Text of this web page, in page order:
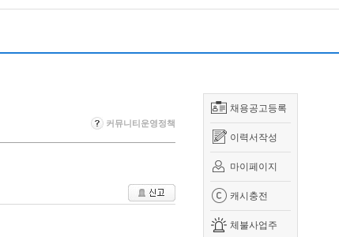
채용공고등록
이력서작성
마이페이지
캐시충전
체불사업주
커뮤니티운영정책